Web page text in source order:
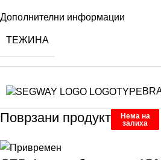
Дополнителни информации
ТЕЖИНА
Поврзани продукти
Нема на
залиха
Нема на
залиха
Нема на
залиха
Нема на
залиха